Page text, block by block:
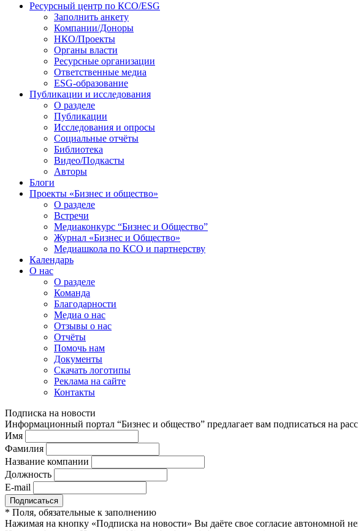
Ресурсный центр по КСО/ESG
Заполнить анкету
Компании/Доноры
НКО/Проекты
Органы власти
Ресурсные организации
Ответственные медиа
ESG-образование
Публикации и исследования
О разделе
Публикации
Исследования и опросы
Социальные отчёты
Библиотека
Видео/Подкасты
Авторы
Блоги
Проекты «Бизнес и общество»
О разделе
Встречи
Медиаконкурс “Бизнес и Общество”
Журнал «Бизнес и Общество»
Медиашкола по КСО и партнерству
Календарь
О нас
О разделе
Команда
Благодарности
Медиа о нас
Отзывы о нас
Отчёты
Помочь нам
Документы
Скачать логотипы
Реклама на сайте
Контакты
Подписка на новости
Информационный портал “Бизнес и общество” предлагает вам подписаться на
Имя
Фамилия
Название компании
Должность
E-mail
* Поля, обязательные к заполнению
Нажимая на кнопку «Подписка на новости» Вы даёте свое согласие автономной